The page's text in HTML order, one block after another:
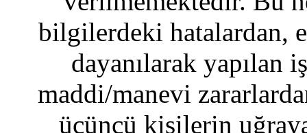
bilgilerdeki hatalardan,
dayanılarak yapılan
maddi/manevi
üçüncü kişilerin